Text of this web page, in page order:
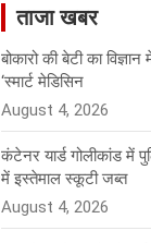
ताजा खबर
बोकारो की बेटी का
‘स्मार्ट मेडिसिन
August 4, 2026
कंटेनर यार्ड गोलीकांड में
में इस्तेमाल स्कूटी जब्त
August 4, 2026